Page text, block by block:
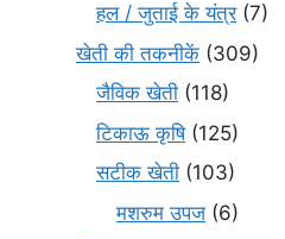
हल / जुताई के यंत्र(7)
खेती की तकनीकें (309)
जैविक खेती (118)
टिकाऊ कृषि(125)
सटीक खेती (103)
मशरुम उपज (6)